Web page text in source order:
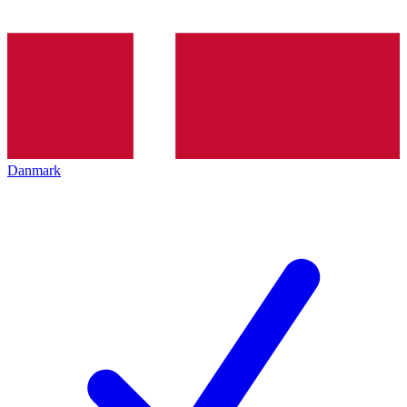
Danmark